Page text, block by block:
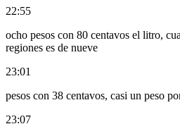
22:55
ocho pesos con 80 centavos el litro,
regiones es de nueve
23:01
pesos con 38 centavos, casi un peso
23:07